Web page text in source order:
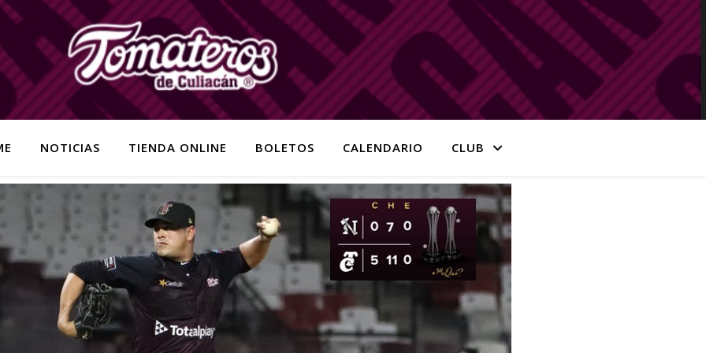
NOTICIAS TIENDA ONLINE BOLETOS CALENDARIO CLUB